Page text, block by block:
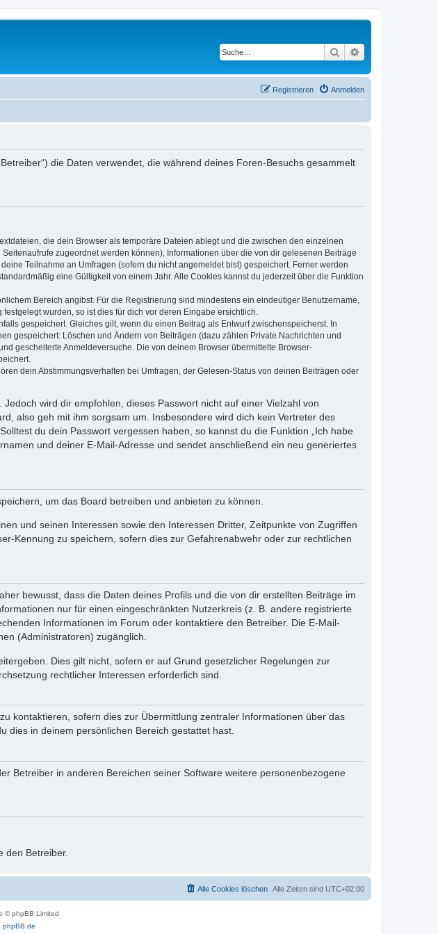
Suche
Anmelden
Registrieren
die Daten verwendet, die während deines Foren-Besuchs gesammelt
die dein Browser als temporäre Dateien ablegt und die zwischen den einzelnen
zugeordnet werden können), Informationen über die von dir gelesenen Beiträge
Teilnahme an Umfragen (sofern du nicht angemeldet bist) gespeichert. Ferner werden
eine Gültigkeit von einem Jahr. Alle Cookies kannst du jederzeit über die Funktion
Bereich angibst. Für die Registrierung sind mindestens ein eindeutiger Benutzername,
wurden, so ist dies für dich vor deren Eingabe ersichtlich.
gespeichert. Gleiches gilt, wenn du einen Beitrag als Entwurf zwischenspeicherst. In
gespeichert: Löschen und Ändern von Beiträgen (dazu zählen Private Nachrichten und
gescheiterte Anmeldeversuche. Die von deinem Browser übermittelte Browser-
dein Abstimmungsverhalten bei Umfragen, der Gelesen-Status von deinen Beiträgen oder
wird dir empfohlen, dieses Passwort nicht auf einer Vielzahl von
also geh mit ihm sorgsam um. Insbesondere wird dich kein Vertreter des
du dein Passwort vergessen haben, so kannst du die Funktion „Ich habe
und deiner E-Mail-Adresse und sendet anschließend ein neu generiertes
um das Board betreiben und anbieten zu können.
und seinen Interessen sowie den Interessen Dritter, Zeitpunkte von Zugriffen
Kennung zu speichern, sofern dies zur Gefahrenabwehr oder zur rechtlichen
bewusst, dass die Daten deines Profils und die von dir erstellten Beiträge im
nur für einen eingeschränkten Nutzerkreis (z. B. andere registrierte
Informationen im Forum oder kontaktiere den Betreiber. Die E-Mail-
(Administratoren) zugänglich.
Dies gilt nicht, sofern er auf Grund gesetzlicher Regelungen zur
rechtlicher Interessen erforderlich sind.
kontaktieren, sofern dies zur Übermittlung zentraler Informationen über das
dies in deinem persönlichen Bereich gestattet hast.
Betreiber in anderen Bereichen seiner Software weitere personenbezogene
den Betreiber.
Alle Zeiten sind UTC+02:00
Alle Cookies löschen
© phpBB Limited
phpBB.de